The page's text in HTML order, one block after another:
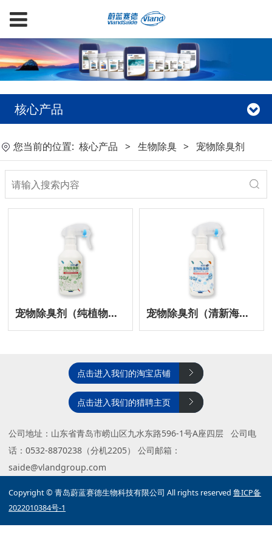
核心产品
您当前的位置: 核心产品 > 生物除臭 > 宠物除臭剂
宠物除臭剂（纯植物型） 宠物除臭剂（清新海洋型）
点击进入我们的淘宝店铺
点击进入我们的猎聘主页
公司地址：山东省青岛市崂山区九水东路596-1号A座四层 公司电
话：0532-8870238（分机2205） 公司邮箱：
saide@vlandgroup.com
Copyright © 青岛蔚蓝赛德生物科技有限公司 All rights reserved鲁ICP备
2022010384号-1